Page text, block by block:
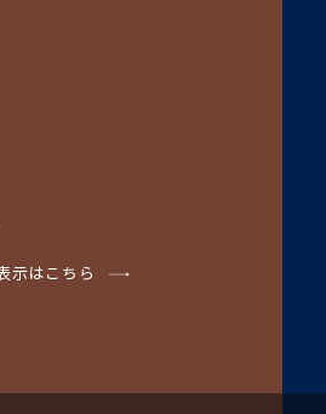
示はこちら